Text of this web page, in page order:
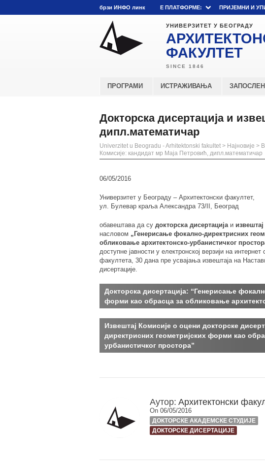
брзи ИНФО линк E ПЛАТФОРМЕ: ПРИЈЕМНИ И
УНИВЕРЗИТЕТ У БЕОГРАДУ
ФАКУЛТЕТ
ПРОГРАМИ ИСТРАЖИВАЊА
Докторска дисертација и
дипл.математичар
Univerzitet u Beogradu - Arhitektonski fakultet > Најновије >
Комисије: кандидат мр Маја Петровић, дипл.математичар
06/05/2016
Универзитет у Београду – Архитектонски факултет,
ул. Булевар краља Александра 73/II, Београд
обавештава да су докторска дисертацијаи
насловом „Генерисање фокално-директрисних
обликовање архитектонско-урбанистичког
доступне јавности у електронској верзији на
факултета, 30 дана пре усвајања извештаја на
дисертације.
Докторска дисертација: “Генерисање
форми као обрасца за обликовање
Извештај Комисије о оцени докторске
директрисних геометријских форми као
урбанистичког простора”
Аутор: Архитектонски
On 06/05/2016
ДОКТОРСКЕ АКАДЕМСКЕ СТУДИЈЕ
ДОКТОРСКЕ ДИСЕРТАЦИЈЕ